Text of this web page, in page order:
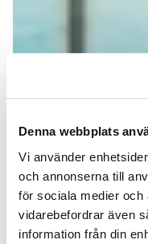
Denna webbplats
Vi använder
och annonserna till
för sociala medier
vidarebefordrar även
information från din